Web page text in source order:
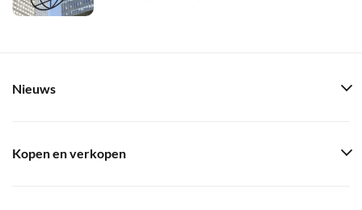
Nieuws
Kopen en verkopen